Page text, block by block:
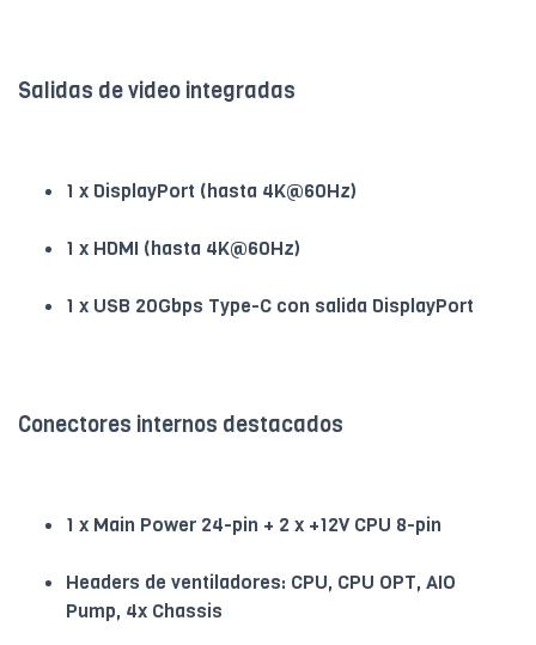
Salidas de video integradas
1 x DisplayPort (hasta 4K@60Hz)
1 x HDMI (hasta 4K@60Hz)
1 x USB 20Gbps Type-C con salida DisplayPort
Conectores internos destacados
1 x Main Power 24-pin + 2 x +12V CPU 8-pin
Headers de ventiladores: CPU, CPU OPT, AIO
Pump, 4x Chassis